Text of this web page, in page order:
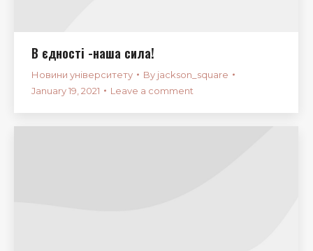
В єдності -наша сила!
Новини університету By jackson_square
January 19, 2021
Leave a comment